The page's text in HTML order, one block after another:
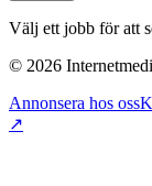
Välj ett jobb för att
© 2026
Annonsera hos oss
↗